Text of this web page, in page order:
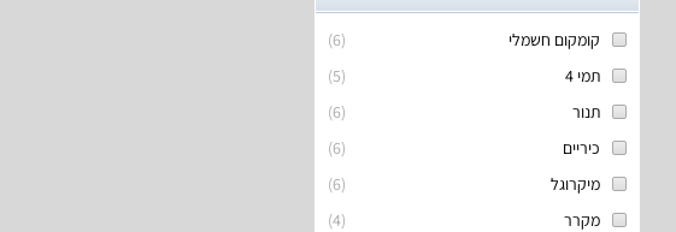
(
6
)
קומקום חשמלי
(
5
)
תמי 4
(
6
)
תנור
(
6
)
כיריים
(
6
)
מיקרוגל
(
4
) מקרר